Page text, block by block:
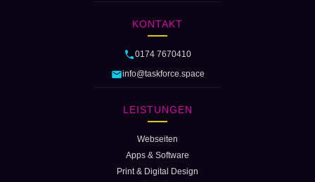
KONTAKT
0174 7670410
info@taskforce.space
LEISTUNGEN
Webseiten
Apps & Software
Print & Digital Design